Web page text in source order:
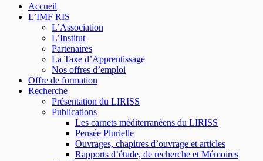
Accueil
L’IMF RIS
L’Association
L’Institut
Partenaires
La Taxe d’Apprentissage
Nos offres d’emploi
Offre de formation
Recherche
Présentation du LIRISS
Publications
Les carnets méditerranéens du LIRISS
Pensée Plurielle
Ouvrages, chapitres d’ouvrage et articles
Rapports d’étude, de recherche et Mémoires